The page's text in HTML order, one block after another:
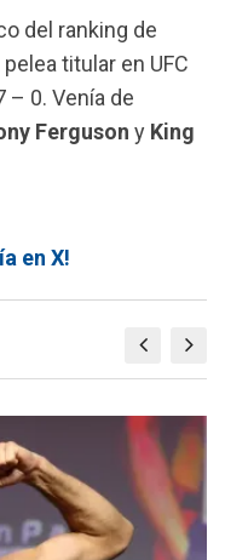
del ranking de
titular en UFC
– 0. Venía de
Ferguson y King
en X!